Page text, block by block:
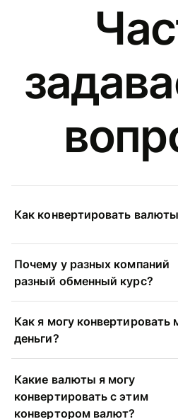
Как конвертировать
Почему у разных компаний
разный обменный курс?
Как я могу конвертировать
деньги?
Какие валюты я могу
конвертировать с этим
конвертором валют?